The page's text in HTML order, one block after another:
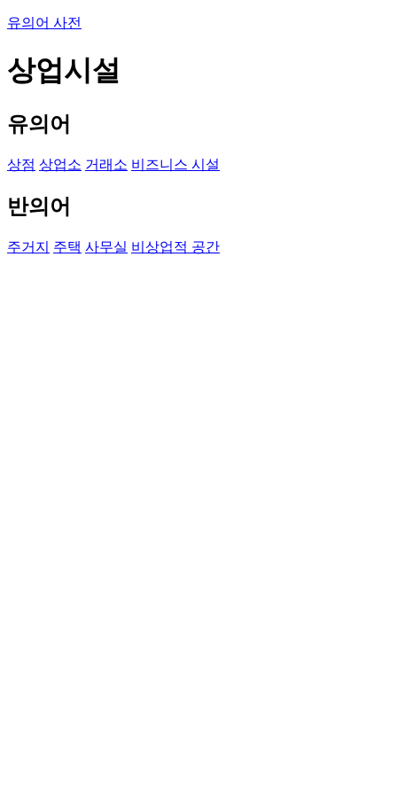
유의어 사전
상업시설
유의어
상점 상업소 거래소 비즈니스 시설
반의어
주거지 주택 사무실 비상업적 공간